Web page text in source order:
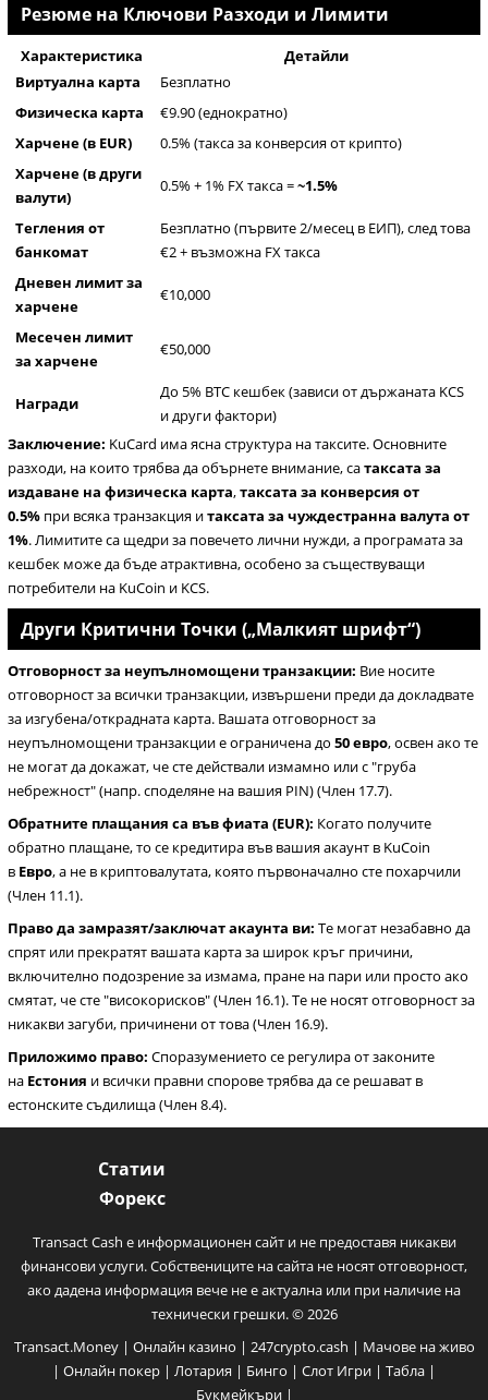
Резюме на Ключови Разходи и Лимити
Характеристика
Детайли
Виртуална карта
Безплатно
Физическа карта
€9.90 (еднократно)
Харчене (в EUR)
0.5% (такса за конверсия от крипто)
Харчене (в други
валути)
0.5% + 1% FX такса =~1.5%
Тегления от
банкомат
Безплатно (първите 2/месец в ЕИП), след това
€2 + възможна FX такса
Дневен лимит за
харчене
€10,000
Месечен лимит
за харчене
€50,000
Награди
До 5% BTC кешбек (зависи от държаната KCS
и други фактори)
Заключение: KuCard има ясна структура на таксите. Основните
разходи, на които трябва да обърнете внимание, сатаксата за
издаване на физическа карта,таксата за конверсия от
0.5% при всяка транзакция итаксата за чуждестранна валута от
1%. Лимитите са щедри за повечето лични нужди, а програмата за
кешбек може да бъде атрактивна, особено за съществуващи
потребители на KuCoin и KCS.
Други Критични Точки („Малкият шрифт“)
Отговорност за неупълномощени транзакции: Вие носите
отговорност за всички транзакции, извършени преди да докладвате
за изгубена/открадната карта. Вашата отговорност за
неупълномощени транзакции е ограничена до50 евро, освен ако те
не могат да докажат, че сте действали измамно или с "груба
небрежност" (напр. споделяне на вашия PIN) (Член 17.7).
Обратните плащания са във фиата (EUR): Когато получите
обратно плащане, то се кредитира във вашия акаунт в KuCoin
в Евро, а не в криптовалутата, която първоначално сте похарчили
(Член 11.1).
Право да замразят/заключат акаунта ви: Те могат незабавно да
спрят или прекратят вашата карта за широк кръг причини,
включително подозрение за измама, пране на пари или просто ако
смятат, че сте "високорисков" (Член 16.1). Те не носят отговорност за
никакви загуби, причинени от това (Член 16.9).
Приложимо право: Споразумението се регулира от законите
на Естония и всички правни спорове трябва да се решават в
естонските съдилища (Член 8.4).
Статии
Форекс
Transact Cash е информационен сайт и не предоставя никакви
финансови услуги. Собствениците на сайта не носят отговорност,
ако дадена информация вече не е актуална или при наличие на
технически грешки. © 2026
Transact.Money| Онлайн казино | 247crypto.cash | Мачове на живо
| Онлайн покер | Лотария | Бинго | Слот Игри | Табла |
Букмейкъри|